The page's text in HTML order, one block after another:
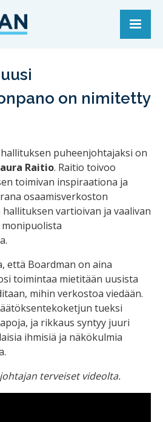
on nimitetty
puheenjohtajaksi on
Raitio. Raitio toivoo
toimivan inspiraationa ja
osaamisverkoston
vartioivan ja vaalivan
monipuolista
että Boardman on aina
toimintaa mietitään uusista
mihin verkostoa viedään.
tueksi
ja rikkaus syntyy juuri
ihmisiä ja näkökulmia
terveiset videolta.